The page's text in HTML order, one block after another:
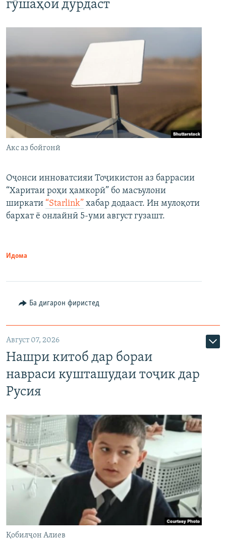
гӯшаҳои дурдаст
Акс аз бойгонӣ
Оҷонси инноватсияи Тоҷикистон аз баррасии
“Харитаи роҳи ҳамкорӣ” бо масъулони
ширкати “Starlink” хабар додааст. Ин мулоқоти
бархат ё онлайнӣ 5-уми август гузашт.
Идома
Ба дигарон фиристед
Август 07, 2026
Нашри китоб дар бораи
навраси кушташудаи тоҷик дар
Русия
Қобилҷон Алиев